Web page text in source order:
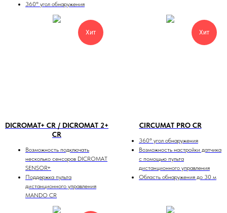
360º угол обнаружения
Хит
DICROMAT+ CR / DICROMAT 2+
CR
Возможность подключать
несколько сенсоров DICROMAT
SENSOR+
Поддержка пульта
дистанционного управления
MANDO CR
Хит
CIRCUMAT PRO CR
360º угол обнаружения
Возможность настройки датчика
с помощью пульта
дистанционного управления
Область обнаружения до 30 м